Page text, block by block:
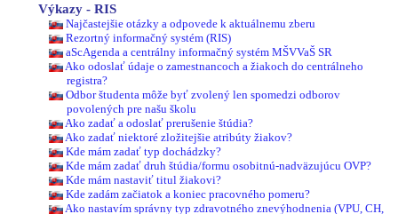
Výkazy - RIS
Najčastejšie otázky a odpovede k aktuálnemu zberu
Rezortný informačný systém (RIS)
aScAgenda a centrálny informačný systém MŠVVaŠ SR
Ako odoslať údaje o zamestnancoch a žiakoch do centrálneho
registra?
Odbor študenta môže byť zvolený len spomedzi odborov
povolených pre našu školu
Ako zadať a odoslať prerušenie štúdia?
Ako zadať niektoré zložitejšie atribúty žiakov?
Kde mám zadať typ dochádzky?
Kde mám zadať druh štúdia/formu osobitnú-nadväzujúcu OVP?
Kde mám nastaviť titul žiakovi?
Kde zadám začiatok a koniec pracovného pomeru?
Ako nastavím správny typ zdravotného znevýhodnenia (VPU, CH,